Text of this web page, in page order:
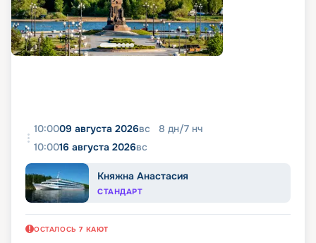
10:0009 августа 2026вс 8 дн/7 нч
10:0016 августа 2026вс
Княжна Анастасия
СТАНДАРТ
ОСТАЛОСЬ 7 КАЮТ